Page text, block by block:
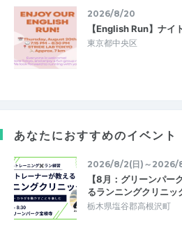
2026/8/20
【English Run】ナイ
東京都中央区
あなたにおすすめのイベント
2026/8/2(日)～2026/
【8月：グリーンパー
るランニングクリニッ
栃木県塩谷郡高根沢町